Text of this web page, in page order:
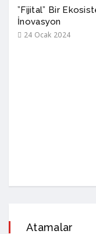
”Fijital” Bir
İnovasyon
24 Ocak 2024
Atamalar